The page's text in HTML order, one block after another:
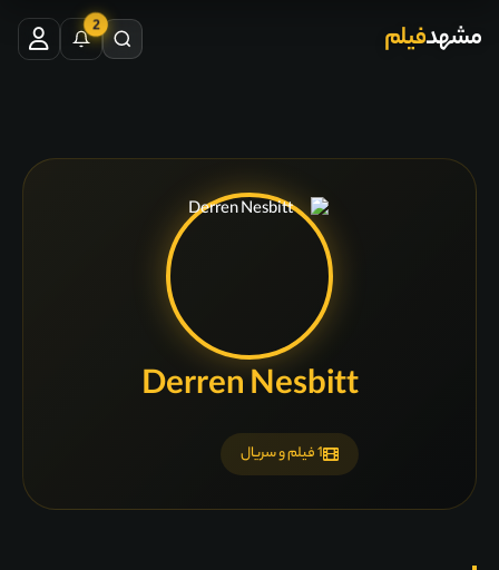
مشهدفیلم 2
Derren Nesbitt
1 فیلم و سریال